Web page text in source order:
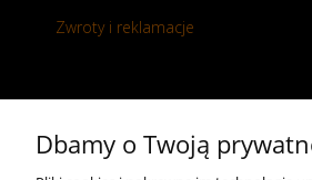
Zwroty i reklamacje
Kontakt
+48 696 50 70 20
Dbamy o Twoją